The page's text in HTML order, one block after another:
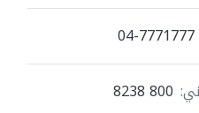
04-7771777
800 8238